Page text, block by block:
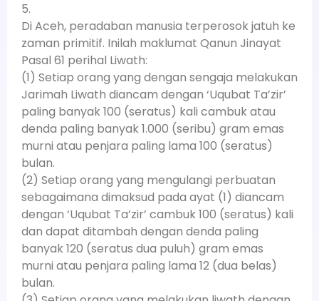
5.
Di Aceh, peradaban manusia terperosok jatuh ke
zaman primitif. Inilah maklumat Qanun Jinayat
Pasal 61 perihal Liwath:
(1) Setiap orang yang dengan sengaja melakukan
Jarimah Liwath diancam dengan ‘Uqubat Ta’zir’
paling banyak 100 (seratus) kali cambuk atau
denda paling banyak 1.000 (seribu) gram emas
murni atau penjara paling lama 100 (seratus)
bulan.
(2) Setiap orang yang mengulangi perbuatan
sebagaimana dimaksud pada ayat (1) diancam
dengan ‘Uqubat Ta’zir’ cambuk 100 (seratus) kali
dan dapat ditambah dengan denda paling
banyak 120 (seratus dua puluh) gram emas
murni atau penjara paling lama 12 (dua belas)
bulan.